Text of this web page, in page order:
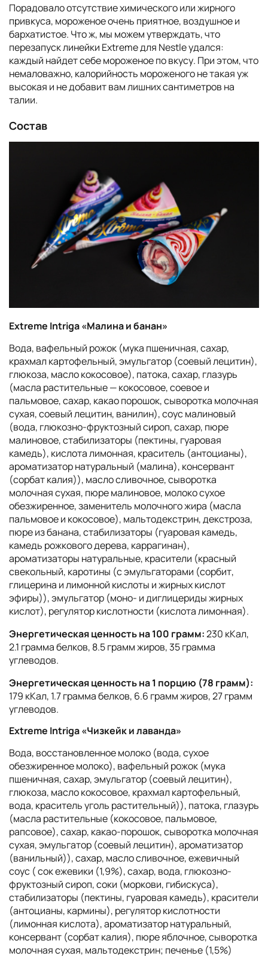
Порадовало отсутствие химического или жирного
привкуса, мороженое очень приятное, воздушное и
бархатистое. Что ж, мы можем утверждать, что
перезапуск линейки Extreme для Nestle удался:
каждый найдет себе мороженое по вкусу. При этом, что
немаловажно, калорийность мороженого не такая уж
высокая и не добавит вам лишних сантиметров на
талии.
Состав
Extreme Intriga «Малина и банан»
Вода, вафельный рожок (мука пшеничная, сахар,
крахмал картофельный, эмульгатор (соевый лецитин),
глюкоза, масло кокосовое), патока, сахар, глазурь
(масла растительные — кокосовое, соевое и
пальмовое, сахар, какао порошок, сыворотка молочная
сухая, соевый лецитин, ванилин), соус малиновый
(вода, глюкозно-фруктозный сироп, сахар, пюре
малиновое, стабилизаторы (пектины, гуаровая
камедь), кислота лимонная, краситель (антоцианы),
ароматизатор натуральный (малина), консервант
(сорбат калия)), масло сливочное, сыворотка
молочная сухая, пюре малиновое, молоко сухое
обезжиренное, заменитель молочного жира (масла
пальмовое и кокосовое), мальтодекстрин, декстроза,
пюре из банана, стабилизаторы (гуаровая камедь,
камедь рожкового дерева, каррагинан),
ароматизаторы натуральные, красители (красный
свекольный, каротины (с эмульгаторами (сорбит,
глицерина и лимонной кислоты и жирных кислот
эфиры)), эмульгатор (моно- и диглицериды жирных
кислот), регулятор кислотности (кислота лимонная).
Энергетическая ценность на 100 грамм:230 кКал,
2.1 грамма белков, 8.5 грамм жиров, 35 грамма
углеводов.
Энергетическая ценность на 1 порцию (78 грамм):
179 кКал, 1.7 грамма белков, 6.6 грамм жиров, 27 грамм
углеводов.
Extreme Intriga «Чизкейк и лаванда»
Вода, восстановленное молоко (вода, сухое
обезжиренное молоко), вафельный рожок (мука
пшеничная, сахар, эмульгатор (соевый лецитин),
глюкоза, масло кокосовое, крахмал картофельный,
вода, краситель уголь растительный)), патока, глазурь
(масла растительные (кокосовое, пальмовое,
рапсовое), сахар, какао-порошок, сыворотка молочная
сухая, эмульгатор (соевый лецитин), ароматизатор
(ванильный)), сахар, масло сливочное, ежевичный
соус ( сок ежевики (1,9%), сахар, вода, глюкозно-
фруктозный сироп, соки (моркови, гибискуса),
стабилизаторы (пектины, гуаровая камедь), красители
(антоцианы, кармины), регулятор кислотности
(лимонная кислота), ароматизатор натуральный,
консервант (сорбат калия), пюре яблочное, сыворотка
молочная сухая, мальтодекстрин; печенье (1,5%)